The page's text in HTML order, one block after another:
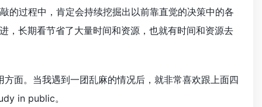
过程中，肯定会持续挖掘出以前靠直觉的决策中的各
，长期看节省了大量时间和资源，也就有时间和资源去
面。当我遇到一团乱麻的情况后，就非常喜欢跟上面四
in public。